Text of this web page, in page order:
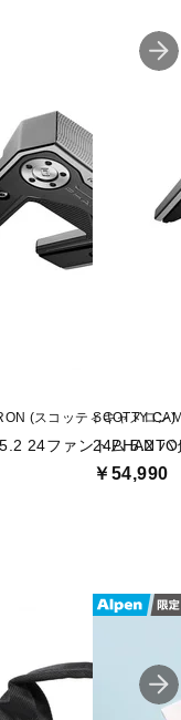
(スコッティキャメロン)
24ファントム 5.2 パ
SCOTTY
￥54,990